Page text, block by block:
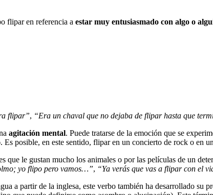
flipar en referencia a estar muy entusiasmado con algo o
flipar”, “Era un chaval que no dejaba de flipar hasta que
agitación mental. Puede tratarse de la emoción que se
Es posible, en este sentido, flipar en un concierto de rock o en
que le gustan mucho los animales o por las películas de un
yo flipo pero vamos…”, “Ya verás que vas a flipar con el
a partir de la inglesa, este verbo también ha desarrollado